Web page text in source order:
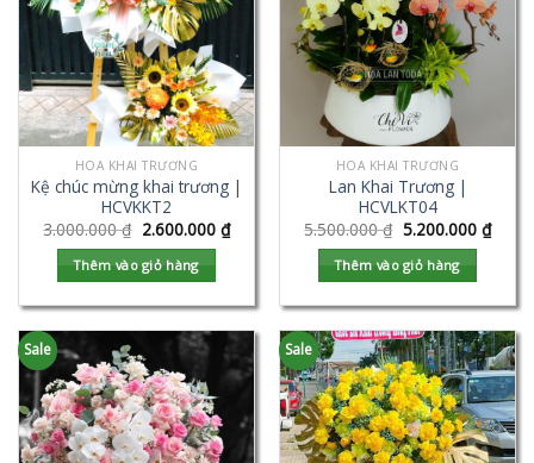
HOA KHAI TRƯƠNG
Kệ chúc mừng khai trương |
HCVKKT2
3.000.000₫ 2.600.000 ₫
Thêm vào giỏ hàng
HOA KHAI TRƯƠNG
Lan Khai Trương |
HCVLKT04
5.500.000₫ 5.200.000 ₫
Thêm vào giỏ hàng
Sale Sale